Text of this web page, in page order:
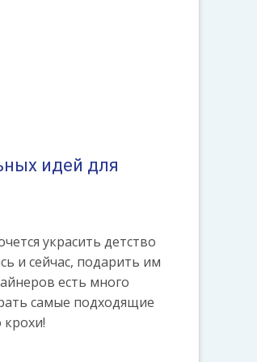
идей для
украсить детство
и сейчас, подарить им
есть много
самые подходящие